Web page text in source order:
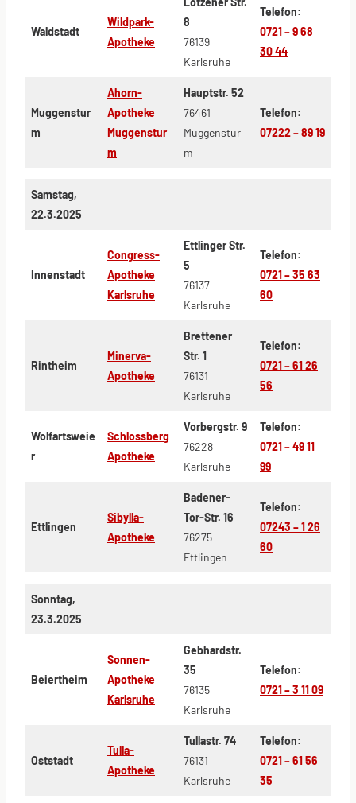
Waldstadt
Wildpark-
Apotheke
8
76139
Karlsruhe
Telefon:
0721 – 9 68
30 44
Muggenstur
m
Ahorn-
Apotheke
Muggenstur
m
Hauptstr. 52
76461
Muggenstur
m
Telefon:
07222 – 89 19
Samstag,
22.3.2025
Innenstadt
Congress-
Apotheke
Karlsruhe
Ettlinger Str.
5
76137
Karlsruhe
Telefon:
0721 – 35 63
60
Rintheim
Minerva-
Apotheke
Brettener
Str. 1
76131
Karlsruhe
Telefon:
0721 – 61 26
56
Wolfartsweie
r
Schlossberg
Apotheke
Vorbergstr. 9
76228
Karlsruhe
Telefon:
0721 – 49 11
99
Ettlingen
Sibylla-
Apotheke
Badener-
Tor-Str. 16
76275
Ettlingen
Telefon:
07243 – 1 26
60
Sonntag,
23.3.2025
Beiertheim
Sonnen-
Apotheke
Karlsruhe
Gebhardstr.
35
76135
Karlsruhe
Telefon:
0721 – 3 11 09
Oststadt
Tulla-
Apotheke
Tullastr. 74
76131
Karlsruhe
Telefon:
0721 – 61 56
35